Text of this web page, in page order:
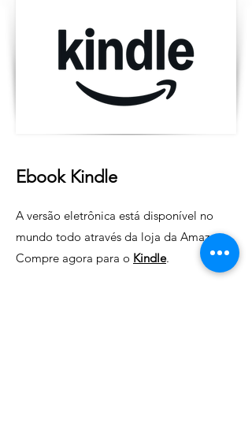
Ebook Kindle
A versão eletrônica está disponível no
mundo todo através da loja da Amazon.
Compre agora para o Kindle.